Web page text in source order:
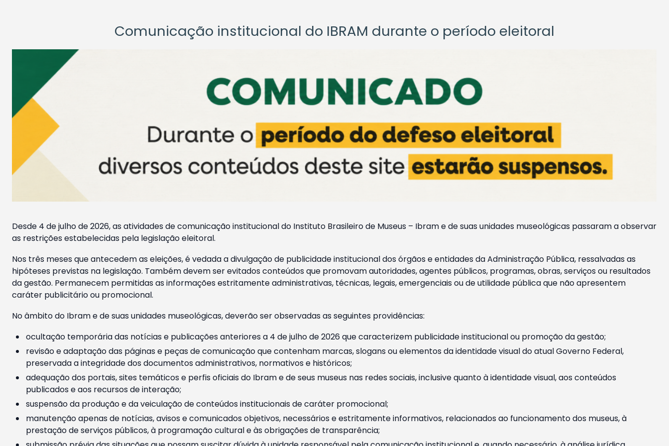
Comunicação institucional do IBRAM durante o período eleitoral
Desde 4 de julho de 2026, as atividades de comunicação institucional do Instituto Brasileiro de Museus – Ibram e de suas unidades museológicas passaram a observar
as restrições estabelecidas pela legislação eleitoral.
Nos três meses que antecedem as eleições, é vedada a divulgação de publicidade institucional dos órgãos e entidades da Administração Pública, ressalvadas as
hipóteses previstas na legislação. Também devem ser evitados conteúdos que promovam autoridades, agentes públicos, programas, obras, serviços ou resultados
da gestão. Permanecem permitidas as informações estritamente administrativas, técnicas, legais, emergenciais ou de utilidade pública que não apresentem
caráter publicitário ou promocional.
No âmbito do Ibram e de suas unidades museológicas, deverão ser observadas as seguintes providências:
ocultação temporária das notícias e publicações anteriores a 4 de julho de 2026 que caracterizem publicidade institucional ou promoção da gestão;
revisão e adaptação das páginas e peças de comunicação que contenham marcas, slogans ou elementos da identidade visual do atual Governo Federal,
preservada a integridade dos documentos administrativos, normativos e históricos;
adequação dos portais, sites temáticos e perfis oficiais do Ibram e de seus museus nas redes sociais, inclusive quanto à identidade visual, aos conteúdos
publicados e aos recursos de interação;
suspensão da produção e da veiculação de conteúdos institucionais de caráter promocional;
manutenção apenas de notícias, avisos e comunicados objetivos, necessários e estritamente informativos, relacionados ao funcionamento dos museus, à
prestação de serviços públicos, à programação cultural e às obrigações de transparência;